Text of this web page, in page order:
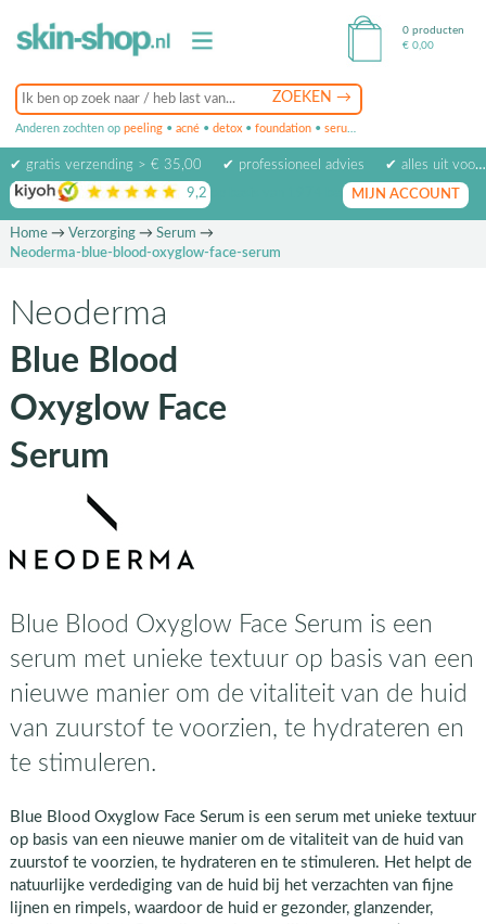
Anderen zochten op peeling • acné • detox • foundation • serum
0 producten
€ 0,00
✔ gratis verzending > € 35,00 ✔ professioneel advies
✔ alles uit voorraad leverbaar
9,2 op basis van beoordelingen
MIJN ACCOUNT
Home→ Verzorging→ Serum →
Neoderma-blue-blood-oxyglow-face-serum
Neoderma
Blue Blood
Oxyglow Face
Serum
Blue Blood Oxyglow Face Serum is een
serum met unieke textuur op basis van een
nieuwe manier om de vitaliteit van de huid
van zuurstof te voorzien, te hydrateren en
te stimuleren.
Blue Blood Oxyglow Face Serum is een serum met unieke textuur
op basis van een nieuwe manier om de vitaliteit van de huid van
zuurstof te voorzien, te hydrateren en te stimuleren. Het helpt de
natuurlijke verdediging van de huid bij het verzachten van fijne
lijnen en rimpels, waardoor de huid er gezonder, glanzender,